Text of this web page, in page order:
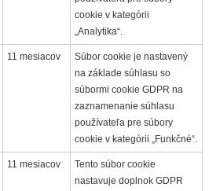
cookie v kategórii
„Analytika“.
11 mesiacov
Súbor cookie je nastavený
na základe súhlasu so
súbormi cookie GDPR na
zaznamenanie súhlasu
používateľa pre súbory
cookie v kategórii „Funkčné“.
11 mesiacov
Tento súbor cookie
nastavuje doplnok GDPR